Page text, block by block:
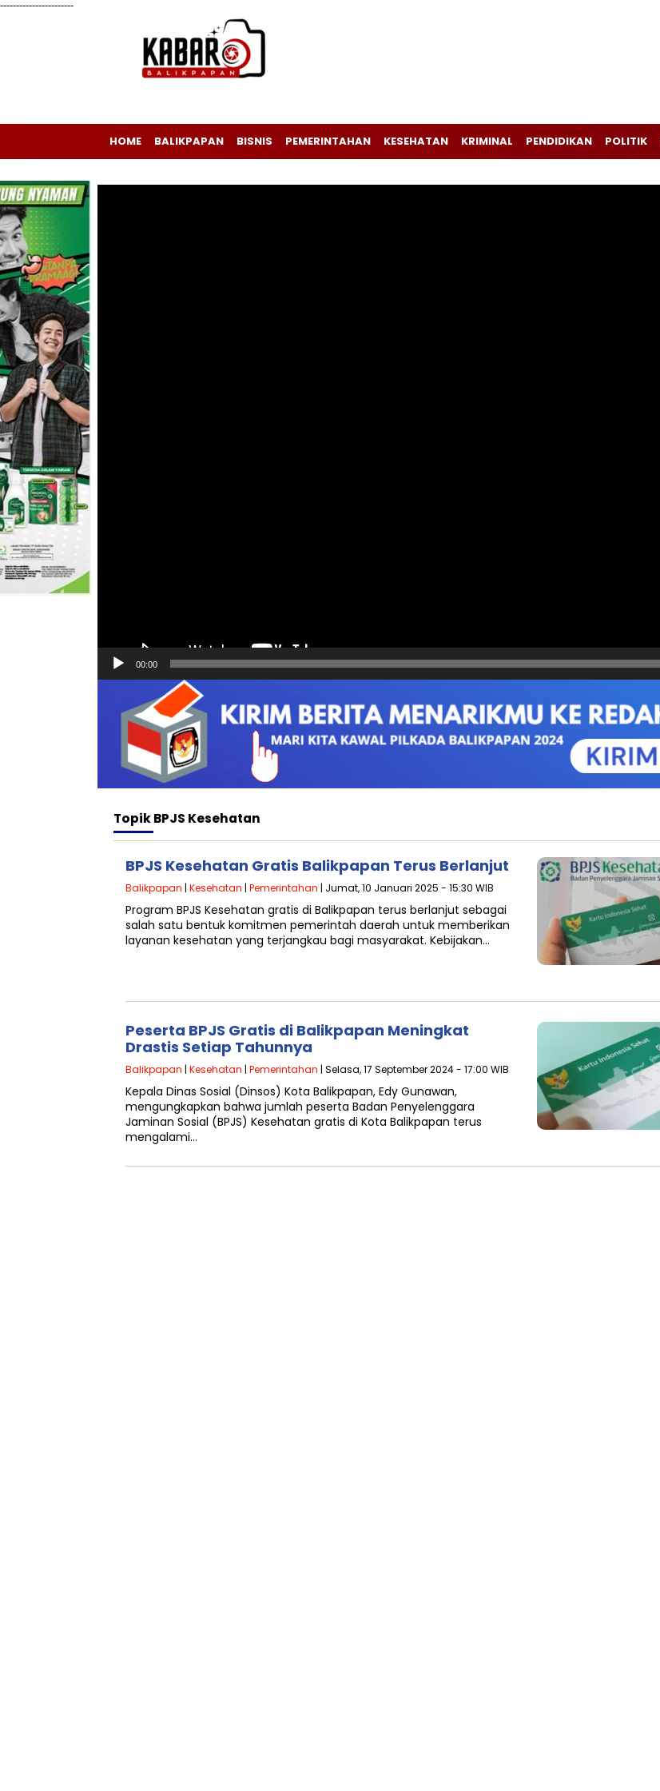
-----------------------
HOME BALIKPAPAN BISNIS PEMERINTAHAN KESEHATAN KRIMINAL PENDIDIKAN POLITIK
00:00
TopikBPJS Kesehatan
BPJS Kesehatan Gratis Balikpapan Terus Berlanjut
Balikpapan | Kesehatan | Pemerintahan | Jumat, 10 Januari 2025 - 15:30 WIB
Program BPJS Kesehatan gratis di Balikpapan terus berlanjut sebagai
salah satu bentuk komitmen pemerintah daerah untuk memberikan
layanan kesehatan yang terjangkau bagi masyarakat. Kebijakan…
Peserta BPJS Gratis di Balikpapan Meningkat
Drastis Setiap Tahunnya
Balikpapan | Kesehatan | Pemerintahan | Selasa, 17 September 2024 - 17:00 WIB
Kepala Dinas Sosial (Dinsos) Kota Balikpapan, Edy Gunawan,
mengungkapkan bahwa jumlah peserta Badan Penyelenggara
Jaminan Sosial (BPJS) Kesehatan gratis di Kota Balikpapan terus
mengalami…